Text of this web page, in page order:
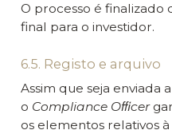
O processo é finalizado
final para o investidor.
6.5. Registo e arquivo
Assim que seja enviada
o Compliance Oﬃcer
os elementos relativos